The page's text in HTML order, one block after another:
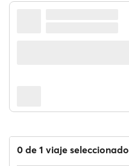
0 de 1 viaje seleccionado